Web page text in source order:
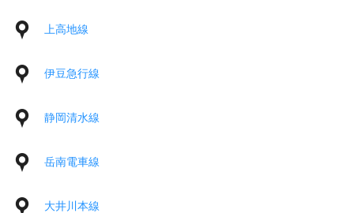
上高地線
伊豆急行線
静岡清水線
岳南電車線
大井川本線